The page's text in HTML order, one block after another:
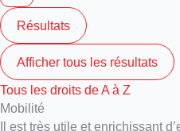
Résultats
Afficher tous les résultats
Tous les droits de A à Z
Mobilité
Il est très utile et enrichissant